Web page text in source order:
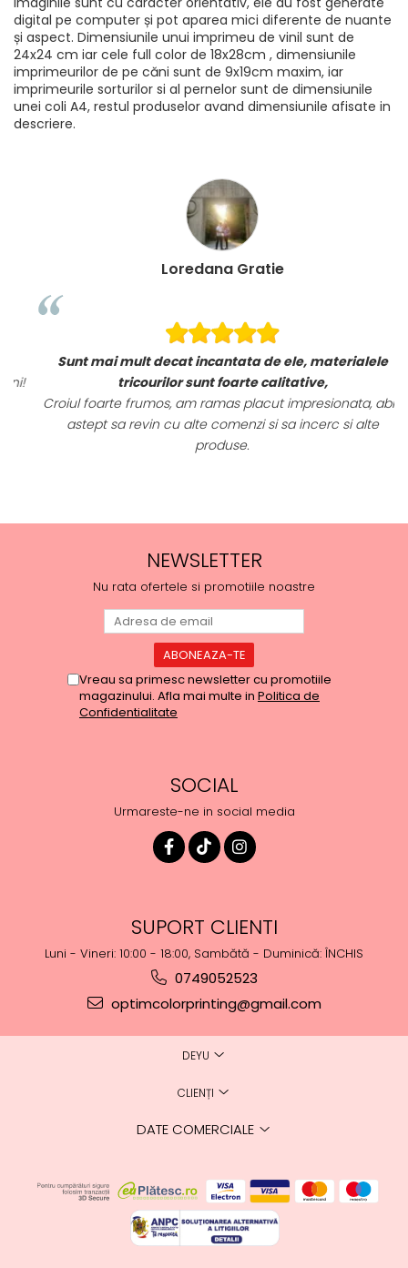
digital pe computer și pot aparea mici diferente de nuante
și aspect. Dimensiunile unui imprimeu de vinil sunt de
24x24 cm iar cele full color de 18x28cm , dimensiunile
imprimeurilor de pe căni sunt de 9x19cm maxim, iar
imprimeurile sorturilor si al pernelor sunt de dimensiunile
unei coli A4, restul produselor avand dimensiunile afisate in
descriere.
Loredana Gratie
Sunt mai mult decat incantata de ele, materialele
tricourilor sunt foarte calitative,
Croiul foarte frumos, am ramas placut impresionata, abia
astept sa revin cu alte comenzi si sa incerc si alte
produse.
NEWSLETTER
Nu rata ofertele si promotiile noastre
Vreau sa primesc newsletter cu promotiile
magazinului. Afla mai multe in Politica de
Confidentialitate
SOCIAL
Urmareste-ne in social media
SUPORT CLIENTI
Luni - Vineri: 10:00 - 18:00, Sambătă - Duminică: ÎNCHIS
0749052523
optimcolorprinting@gmail.com
DEYU
CLIENȚI
DATE COMERCIALE